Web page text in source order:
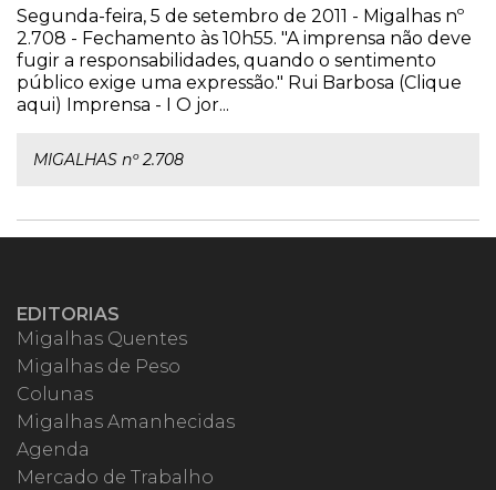
Segunda-feira, 5 de setembro de 2011 - Migalhas nº
2.708 - Fechamento às 10h55. "A imprensa não deve
fugir a responsabilidades, quando o sentimento
público exige uma expressão." Rui Barbosa (Clique
aqui) Imprensa - I O jor...
MIGALHAS nº 2.708
EDITORIAS
Migalhas Quentes
Migalhas de Peso
Colunas
Migalhas Amanhecidas
Agenda
Mercado de Trabalho